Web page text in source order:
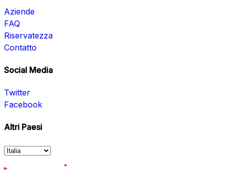
Aziende
FAQ
Riservatezza
Contatto
Social Media
Twitter
Facebook
Altri Paesi